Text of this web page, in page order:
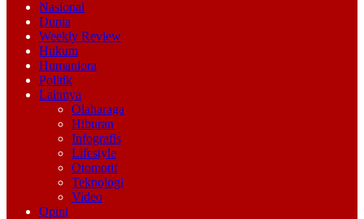
Nasional
Dunia
Weekly Review
Hukum
Humaniora
Politik
Lainnya
Olaharaga
Hiburan
Infografis
Lifestyle
Otomotif
Teknologi
Video
Opini